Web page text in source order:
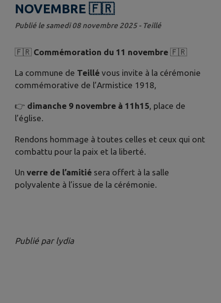
NOVEMBRE 🇫🇷
Publié le samedi 08 novembre 2025 - Teillé
🇫🇷 Commémoration du 11 novembre 🇫🇷
La commune de Teillé vous invite à la cérémonie
commémorative de l’Armistice 1918,
👉 dimanche 9 novembre à 11h15, place de
l’église.
Rendons hommage à toutes celles et ceux qui ont
combattu pour la paix et la liberté.
Un verre de l’amitié sera offert à la salle
polyvalente à l’issue de la cérémonie.
Publié par lydia